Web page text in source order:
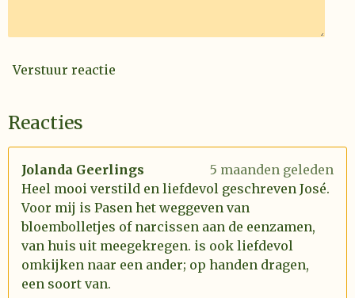
Verstuur reactie
Reacties
Jolanda Geerlings
5 maanden geleden
Heel mooi verstild en liefdevol geschreven José.
Voor mij is Pasen het weggeven van
bloembolletjes of narcissen aan de eenzamen,
van huis uit meegekregen. is ook liefdevol
omkijken naar een ander; op handen dragen,
een soort van.